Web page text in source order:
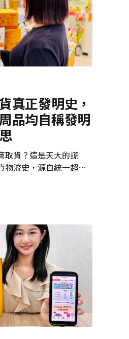
真正發明史，
品均自稱發明
取貨？這是天大的謊
物流史，源自統一超商
統創新。商業模式的成
合，而非單一賣家的